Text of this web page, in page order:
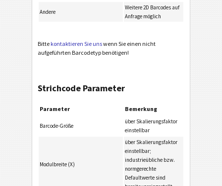
Andere
Weitere 2D Barcodes auf
Anfrage möglich
Bitte kontaktieren Sie unswenn Sie einen nicht
aufgeführten Barcodetyp benötigen!
Strichcode Parameter
Parameter Bemerkung
Barcode-Größe
über Skalierungsfaktor
einstellbar
Modulbreite (X)
über Skalierungsfaktor
einstellbar;
industrieübliche bzw.
normgerechte
Defaultwerte sind